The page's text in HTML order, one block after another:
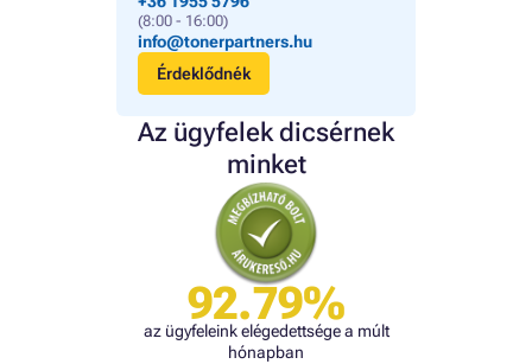
(8:00 - 16:00)
info@tonerpartners.hu
Érdeklődnék
Az ügyfelek dicsérnek
minket
92.79%
az ügyfeleink elégedettsége a múlt
hónapban